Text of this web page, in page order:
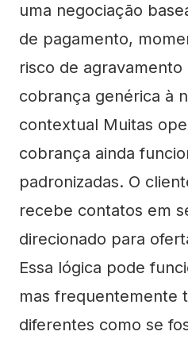
uma negociação
de pagamento,
risco de
cobrança genérica à
contextual Muitas
cobrança ainda
padronizadas. O
recebe contatos em
direcionado para
Essa lógica pode
mas frequentemente
diferentes como se